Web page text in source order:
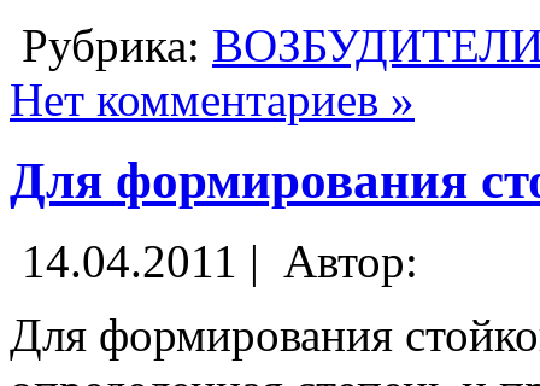
Рубрика:
Нет комментариев »
Для формирования
14.04.2011 | Автор:
Для формирования